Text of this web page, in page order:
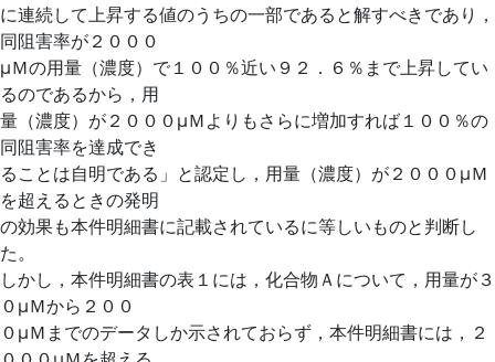
に連続して上昇する値のうちの一部であると解すべきであり，
同阻害率が２０００
μＭの用量（濃度）で１００％近い９２．６％まで上昇してい
るのであるから，用
量（濃度）が２０００μＭよりもさらに増加すれば１００％の
同阻害率を達成でき
ることは自明である」と認定し，用量（濃度）が２０００μＭ
を超えるときの発明
の効果も本件明細書に記載されているに等しいものと判断し
た。
しかし，本件明細書の表１には，化合物Ａについて，用量が３
０μＭから２００
０μＭまでのデータしか示されておらず，本件明細書には，２